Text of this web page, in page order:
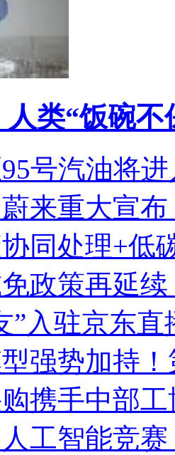
类“饭碗不
号汽油将进
来重大宣
同处理+低
政策再延
”入驻京东
强势加持
携手中部
工智能竞